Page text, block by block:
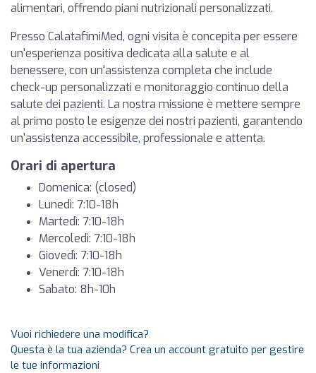
alimentari, offrendo piani nutrizionali personalizzati.
Presso CalatafimiMed, ogni visita è concepita per essere
un'esperienza positiva dedicata alla salute e al
benessere, con un'assistenza completa che include
check-up personalizzati e monitoraggio continuo della
salute dei pazienti. La nostra missione è mettere sempre
al primo posto le esigenze dei nostri pazienti, garantendo
un'assistenza accessibile, professionale e attenta.
Orari di apertura
Domenica: (closed)
Lunedì: 7:10-18h
Martedì: 7:10-18h
Mercoledì: 7:10-18h
Giovedì: 7:10-18h
Venerdì: 7:10-18h
Sabato: 8h-10h
Vuoi richiedere una modifica?
Questa è la tua azienda? Crea un account gratuito per gestire
le tue informazioni